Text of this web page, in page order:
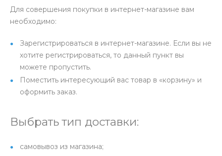
Для совершения покупки в интернет-магазине вам
необходимо:
Зарегистрироваться в интернет-магазине. Если вы не
хотите регистрироваться, то данный пункт вы
можете пропустить.
Поместить интересующий вас товар в «корзину» и
оформить заказ.
Выбрать тип доставки:
самовывоз из магазина;